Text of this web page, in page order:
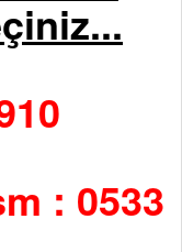
: 0533